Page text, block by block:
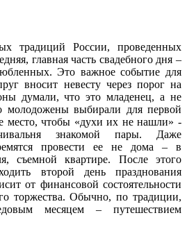
традиций России, проведенных
главная часть свадебного дня –
Это важное событие для
вносит невесту через порог на
думали, что это младенец, а не
молодожены выбирали для первой
место, чтобы «духи их не нашли» -
знакомой пары. Даже
провести ее не дома – в
съемной квартире. После этого
второй день празднования
от финансовой состоятельности
торжества. Обычно, по традиции,
месяцем – путешествием